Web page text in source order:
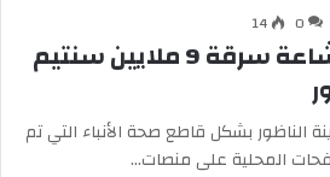
0
14
مصدر أمني يفند إشاعة سرقة 9 ملايين سنتيم
الناظور بشكل قاطع صحة الأنباء التي تم
المحلية على منصات…